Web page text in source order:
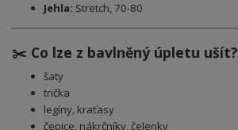
Jehla: Stretch, 70-80
✂️ Co lze z bavlněný úpletu ušít?
šaty
trička
legíny, kraťasy
čepice, nákrčníky, čelenky